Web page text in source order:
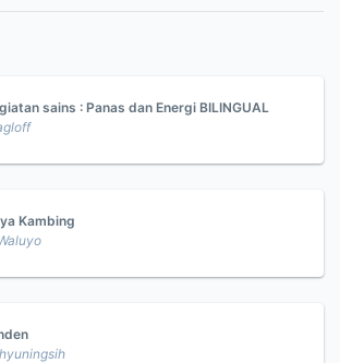
sains : Panas dan Energi BILINGUAL
Kambing